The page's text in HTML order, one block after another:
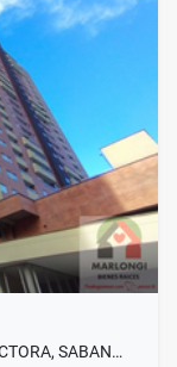
SABAN…